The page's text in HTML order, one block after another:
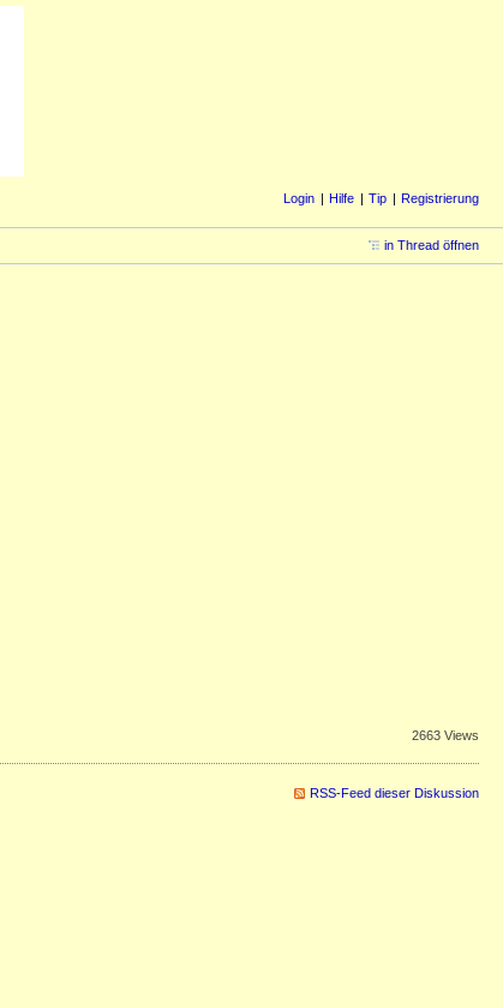
Login Hilfe Tip Registrierung
in Thread öffnen
2663 Views
RSS-Feed dieser Diskussion